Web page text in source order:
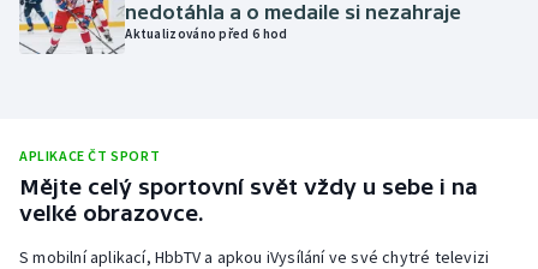
Plavání
Rychlobruslení
nedotáhla a o medaile si nezahraje
Aktualizováno před 6 hod
APLIKACE ČT SPORT
Mějte celý sportovní svět vždy u sebe i na
velké obrazovce.
S mobilní aplikací, HbbTV a apkou iVysílání ve své chytré televizi